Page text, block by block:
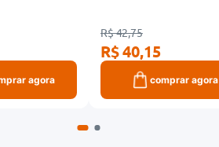
agora
R$ 42,75
R$ 40,15
comprar agora